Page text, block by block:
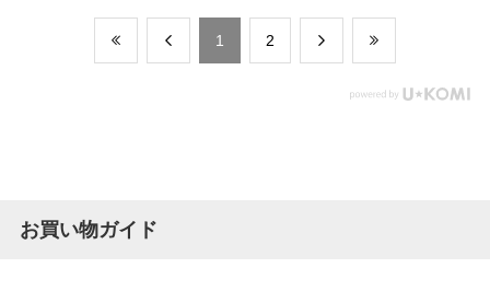
​1 ​2
お買い物ガイド